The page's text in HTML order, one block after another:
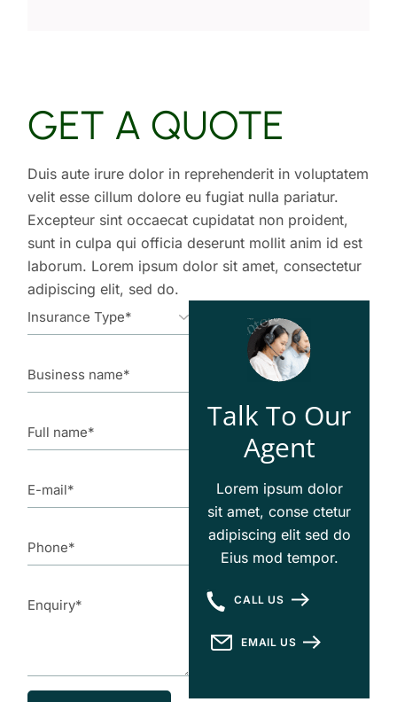
Talk To Our
Agent
Lorem ipsum dolor
sit amet, conse ctetur
adipiscing elit sed do
Eius mod tempor.
CALL US
EMAIL US
GET A QUOTE
Duis aute irure dolor in reprehenderit in voluptatem
velit esse cillum dolore eu fugiat nulla pariatur.
Excepteur sint occaecat cupidatat non proident,
sunt in culpa qui officia deserunt mollit anim id est
laborum. Lorem ipsum dolor sit amet, consectetur
adipiscing elit, sed do.